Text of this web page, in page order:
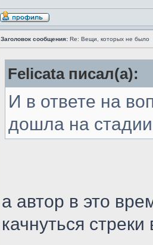
Заголовок сообщения: Re: Вещи, которых не было
Felicata писал(а):
И в ответе на
дошла на
а автор в это
качнуться